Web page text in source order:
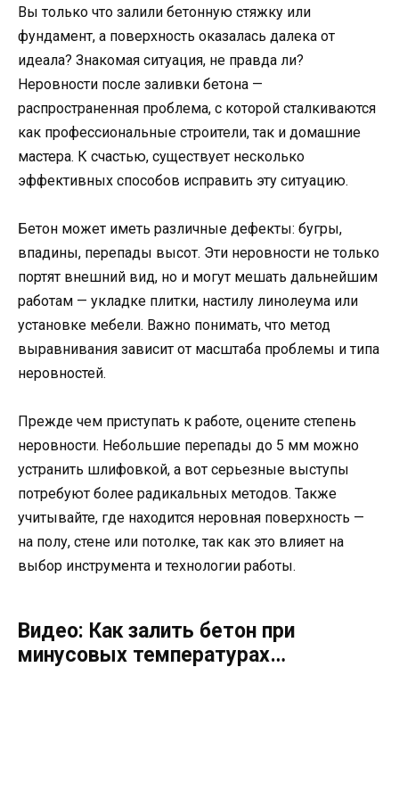
Вы только что залили бетонную стяжку или
фундамент, а поверхность оказалась далека от
идеала? Знакомая ситуация, не правда ли?
Неровности после заливки бетона —
распространенная проблема, с которой сталкиваются
как профессиональные строители, так и домашние
мастера. К счастью, существует несколько
эффективных способов исправить эту ситуацию.
Бетон может иметь различные дефекты: бугры,
впадины, перепады высот. Эти неровности не только
портят внешний вид, но и могут мешать дальнейшим
работам — укладке плитки, настилу линолеума или
установке мебели. Важно понимать, что метод
выравнивания зависит от масштаба проблемы и типа
неровностей.
Прежде чем приступать к работе, оцените степень
неровности. Небольшие перепады до 5 мм можно
устранить шлифовкой, а вот серьезные выступы
потребуют более радикальных методов. Также
учитывайте, где находится неровная поверхность —
на полу, стене или потолке, так как это влияет на
выбор инструмента и технологии работы.
Видео: Как залить бетон при
минусовых температурах…